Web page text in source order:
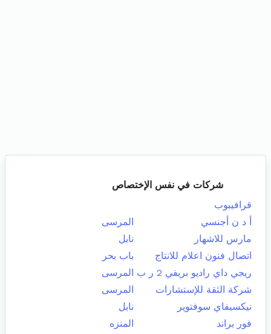
شركات في نفس الإختصاص
قرافيبوب
أ د ن أجنسي
المرسى
مارس للاشهار
نابل
اتصال فنون اعلام للانتاج
باب بحر
ريجي داي راديو بريفي 2 ر ب
المرسى
شركة الثقة للإستشارات
المرسى
نيكسيفاي سوفتوير
نابل
فور براند
المنزه